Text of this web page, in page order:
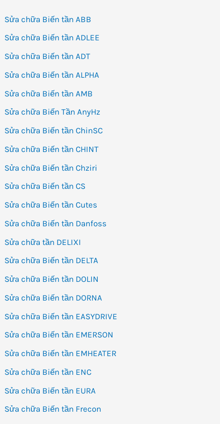
Sửa chữa Biến tần ABB
Sửa chữa Biến tần ADLEE
Sửa chữa Biến tần ADT
Sửa chữa Biến tần ALPHA
Sửa chữa Biến tần AMB
Sửa chữa Biến Tần AnyHz
Sửa chữa Biến tần ChinSC
Sửa chữa Biến tần CHINT
Sửa chữa Biến tần Chziri
Sửa chữa Biến tần CS
Sửa chữa Biến tần Cutes
Sửa chữa Biến tần Danfoss
Sửa chữa tần DELIXI
Sửa chữa Biến tần DELTA
Sửa chữa Biến tần DOLIN
Sửa chữa Biến tần DORNA
Sửa chữa Biến tần EASYDRIVE
Sửa chữa Biến tần EMERSON
Sửa chữa Biến tần EMHEATER
Sửa chữa Biến tần ENC
Sửa chữa Biến tần EURA
Sửa chữa Biến tần Frecon